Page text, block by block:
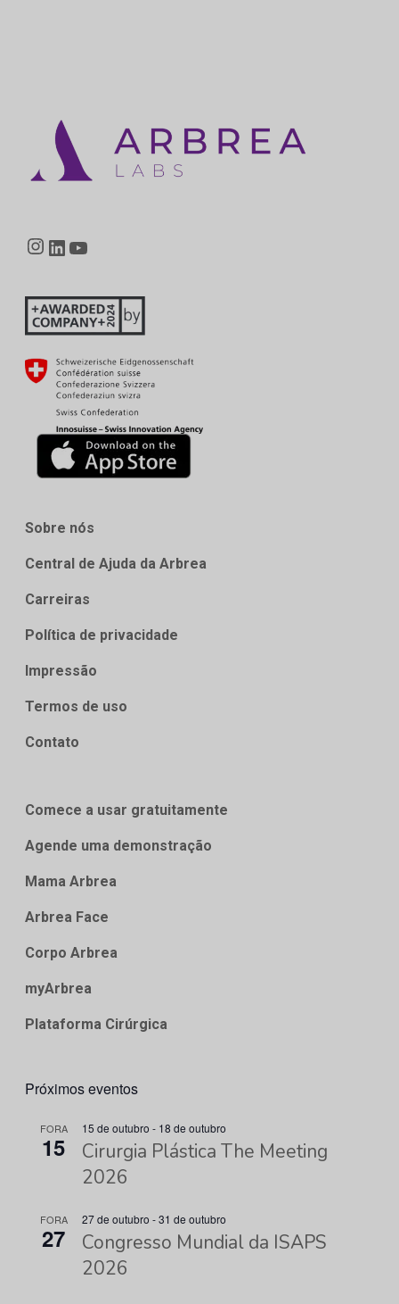
Instagram
LinkedIn
Sobre nós
Central de Ajuda da Arbrea
Carreiras
Política de privacidade
Impressão
Termos de uso
Contato
Comece a usar gratuitamente
Agende uma demonstração
Mama Arbrea
Arbrea Face
Corpo Arbrea
myArbrea
Plataforma Cirúrgica
Próximos eventos
FORA
15
15 de outubro - 18 de outubro
Cirurgia Plástica The Meeting
2026
FORA
27
27 de outubro -31 de outubro
Congresso Mundial da ISAPS
2026